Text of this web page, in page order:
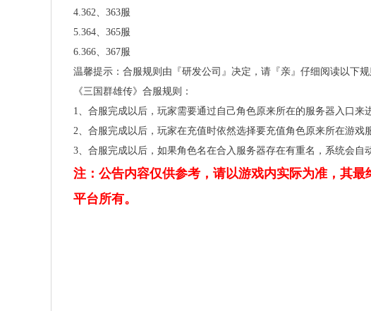
4.362、363服
5.364、365服
6.366、367服
温馨提示：合服规则由『研发公司』决定，请『亲』仔细阅读以下
《三国群雄传》合服规则：
1、合服完成以后，玩家需要通过自己角色原来所在的服务器入口来
2、合服完成以后，玩家在充值时依然选择要充值角色原来所在游戏
3、合服完成以后，如果角色名在合入服务器存在有重名，系统会自
注：公告内容仅供参考，请以游戏内实际为准，其
平台所有。